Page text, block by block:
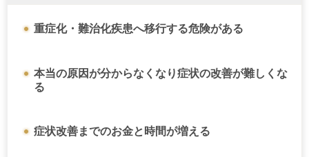
重症化・難治化疾患へ移行する危険がある
本当の原因が分からなくなり症状の改善が難しくな
る
症状改善までのお金と時間が増える